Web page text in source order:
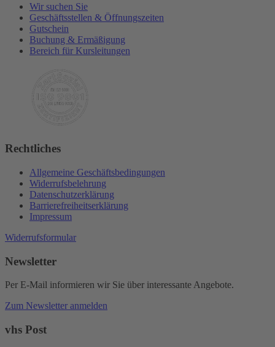
Wir suchen Sie
Geschäftsstellen & Öffnungszeiten
Gutschein
Buchung & Ermäßigung
Bereich für Kursleitungen
Rechtliches
Allgemeine Geschäftsbedingungen
Widerrufsbelehrung
Datenschutzerklärung
Barrierefreiheitserklärung
Impressum
Widerrufsformular
Newsletter
Per E-Mail informieren wir Sie über interessante Angebote.
Zum Newsletter anmelden
vhs Post